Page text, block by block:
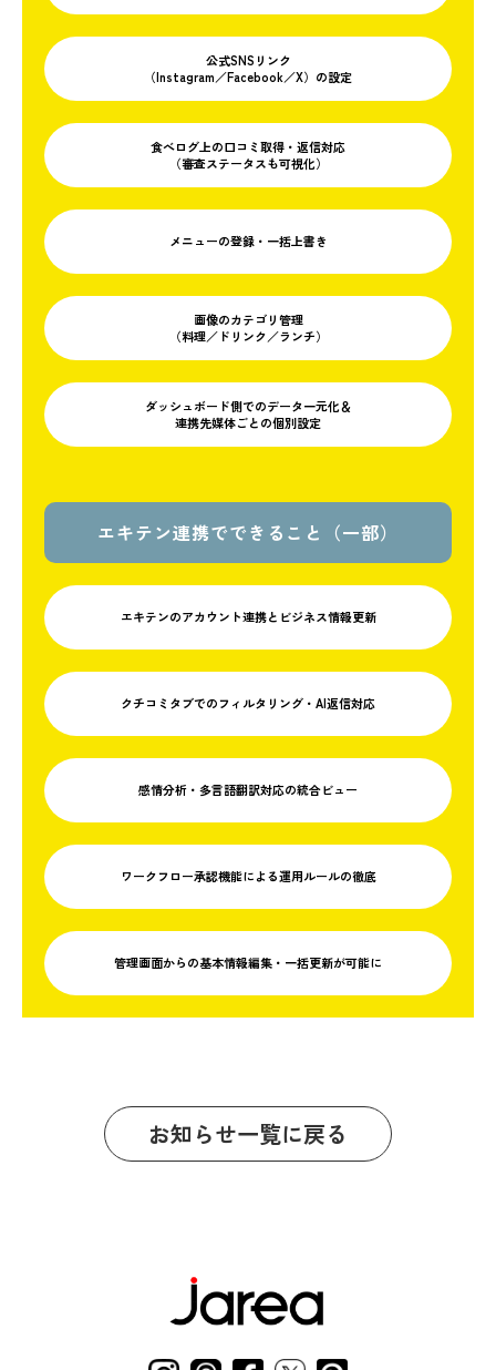
公式SNSリンク
（Instagram／Facebook／X）の設定
食べログ上の口コミ取得・返信対応
（審査ステータスも可視化）
メニューの登録・一括上書き
画像のカテゴリ管理
（料理／ドリンク／ランチ）
ダッシュボード側でのデータ一元化＆
連携先媒体ごとの個別設定
エキテン連携でできること（一部）
エキテンのアカウント連携と ビジネス情報更新
クチコミタブでのフィルタリング ・AI返信対応
感情分析 ・多言語翻訳対応の統合ビュー
ワークフロー承認機能による運用ルールの徹底
管理画面からの基本情報編集 ・一括更新が可能に
お知らせ一覧に戻る